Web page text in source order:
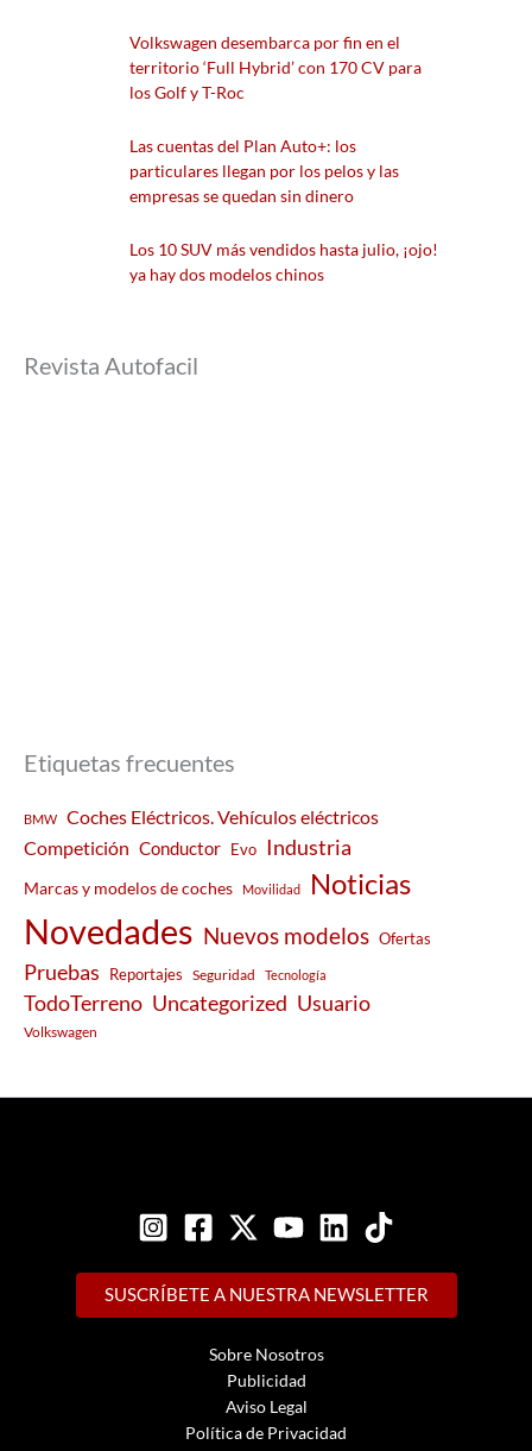
Volkswagen desembarca por fin en el
territorio ‘Full Hybrid’ con 170 CV para
los Golf y T-Roc
Las cuentas del Plan Auto+: los
particulares llegan por los pelos y las
empresas se quedan sin dinero
Los 10 SUV más vendidos hasta julio, ¡ojo!
ya hay dos modelos chinos
Revista Autofacil
Etiquetas frecuentes
BMW
Coches Eléctricos. Vehículos eléctricos
Competición Conductor Evo Industria
Marcas y modelos de coches Movilidad Noticias
Novedades Nuevos modelos Ofertas
Pruebas Reportajes Seguridad Tecnología
TodoTerreno Uncategorized Usuario
Volkswagen
SUSCRÍBETE A NUESTRA NEWSLETTER
Sobre Nosotros
Publicidad
Aviso Legal
Política de Privacidad